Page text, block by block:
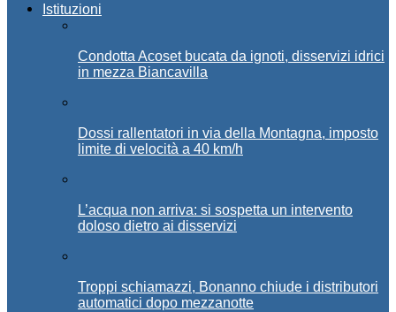
Istituzioni
Condotta Acoset bucata da ignoti, disservizi idrici
in mezza Biancavilla
Dossi rallentatori in via della Montagna, imposto
limite di velocità a 40 km/h
L’acqua non arriva: si sospetta un intervento
doloso dietro ai disservizi
Troppi schiamazzi, Bonanno chiude i distributori
automatici dopo mezzanotte